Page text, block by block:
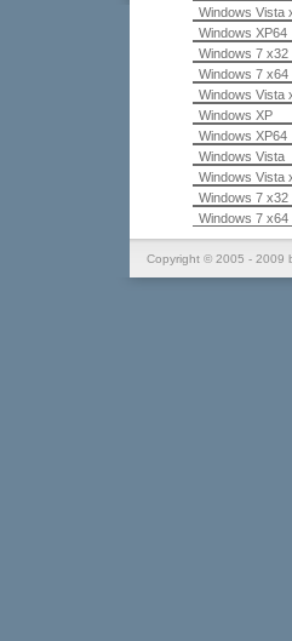
Windows Vista
Windows XP64
Windows 7 x32
Windows 7 x64
Windows Vista
Windows XP
Windows XP64
Windows Vista
Windows Vista
Windows 7 x32
Windows 7 x64
Copyright © 2005 - 2009